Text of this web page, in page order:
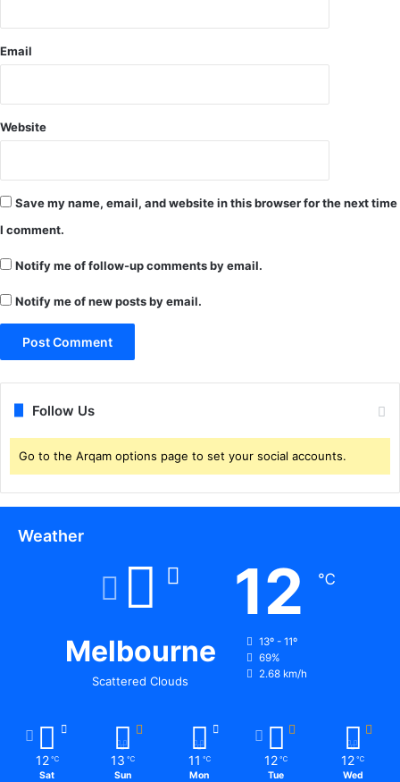
म
ला
की
ग
ति
कि
नि
क्ष
ण
Email
Website
Save my name, email, and website in this browser for the next time
I comment.
Notify me of follow-up comments by email.
Notify me of new posts by email.
Follow Us
Go to the Arqam options page to set your social accounts.
Weather
Melbourne
Scattered Clouds
12 ℃
13º - 11º
69%
2.68 km/h
12 ℃
Sat
13 ℃
Sun
11 ℃
Mon
12 ℃
Tue
12 ℃
Wed